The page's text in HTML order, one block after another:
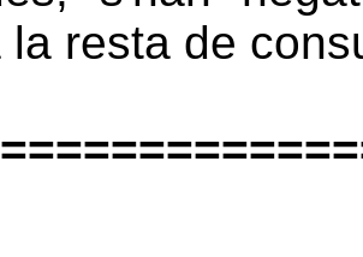
la resta de